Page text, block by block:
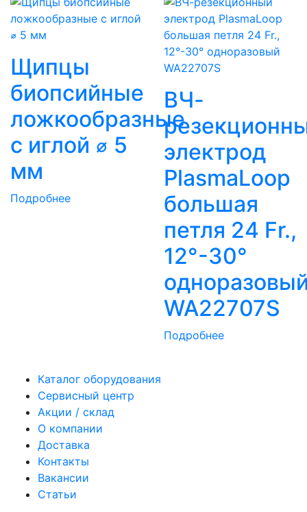
Щипцы
биопсийные
ложкообразные
с иглой ⌀ 5
мм
Подробнее
ВЧ-
электрод
PlasmaLoop
большая
петля 24 Fr.,
12°-30°
WA22707S
Подробнее
Каталог оборудования
Сервисный центр
Акции / склад
О компании
Доставка
Контакты
Вакансии
Статьи